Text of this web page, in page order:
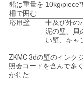
PRIVACY
POLICY
鉛は重量を
柵で囲む
10kg/
応用壁
中及び外の
泥の壁、貝
い壁、キャ
ZKMC 3dの壁のインク
照会コードを含んで多
か得た: